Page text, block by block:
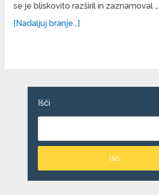
se je bliskovito razširil in zaznamoval …
[Nadaljuj branje...]
Išči
Išči